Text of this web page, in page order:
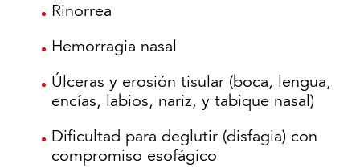
Rinorrea
Hemorragia nasal
Úlceras y erosión tisular (boca, lengua,
encías, labios, nariz, y tabique nasal)
Dificultad para deglutir (disfagia) con
compromiso esofágico